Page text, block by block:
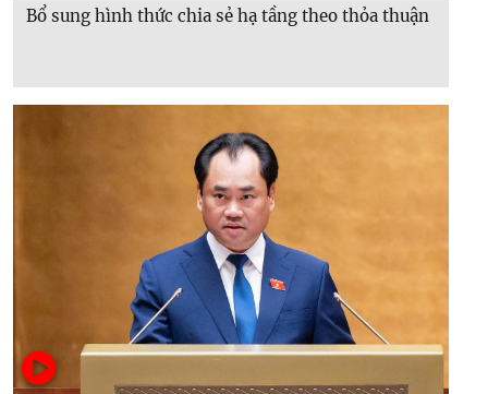
Bổ sung hình thức chia sẻ hạ tầng theo thỏa thuận